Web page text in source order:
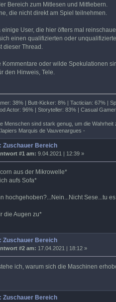
Bereich zum Mitlesen und Mitfiebern.
die nicht direkt am Spiel teilnehmen.
einige User, die hier öfters mal
einen qualifizierten oder
dieser Thread.
Kommentare oder wilde Spekulationen
den Hinweis, Tele.
38% | Butt-Kicker: 8% | Tactician: 67% |
96% | Storyteller: 83% | Casual
Menschen sind stark genug, um die Wahrheit
Marquis de Vauvenargues -
Zuschauer Bereich
#1 am: 9.04.2021 | 12:39 »
aus der Mikrowelle*
aufs Sofa*
hochgehoben?...Nein...Nicht Sese...tu
die Augen zu*
Zuschauer Bereich
#2 am: 17.04.2021 | 18:12 »
ich, warum sich die Maschinen
Zuschauer Bereich